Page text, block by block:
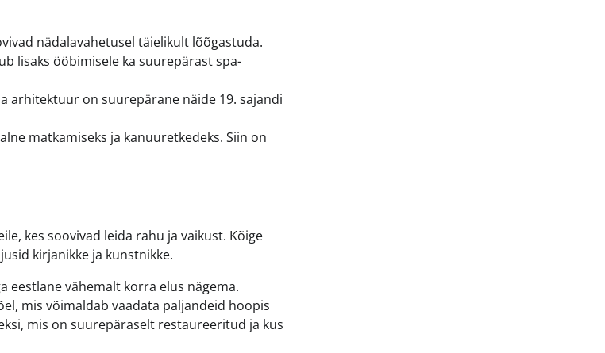
nädalavahetusel täielikult lõõgastuda.
lisaks ööbimisele ka suurepärast spa-
arhitektuur on suurepärane näide 19. sajandi
matkamiseks ja kanuuretkedeks. Siin on
kes soovivad leida rahu ja vaikust. Kõige
kirjanikke ja kunstnikke.
eestlane vähemalt korra elus nägema.
mis võimaldab vaadata paljandeid hoopis
mis on suurepäraselt restaureeritud ja kus